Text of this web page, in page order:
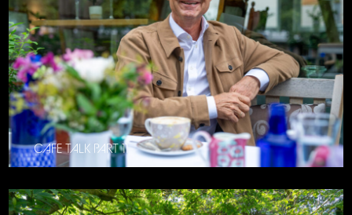
CAFE TALK PART 11